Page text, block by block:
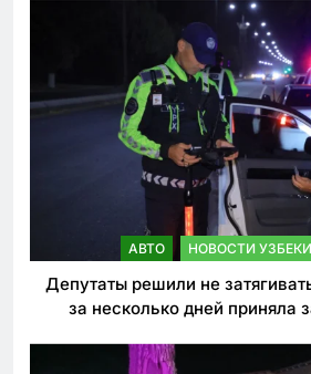
АВТО НОВОСТИ
Депутаты решили не
за несколько дней приняла